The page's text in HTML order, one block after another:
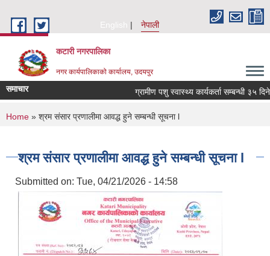
English
नेपाली
कटारी नगरपालिका
नगर कार्यपालिकाको कार्यालय, उदयपुर
समाचार ग्रामीण पशु स्वास्थ्य कार्यकर्ता सम्बन्धी ३५
You are here
Home » श्रम संसार प्रणालीमा आवद्ध हुने सम्बन्धी सूचना l
श्रम संसार प्रणालीमा आवद्ध हुने सम्बन्धी सूचना l
Submitted on: Tue, 04/21/2026 - 14:58